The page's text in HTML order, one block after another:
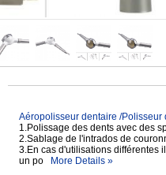
Aéropolisseur dentaire /Polisseur
1.Polissage des dents avec des
2.Sablage de l'intrados de
3.En cas d'utilisations différentes
un po
More Details »